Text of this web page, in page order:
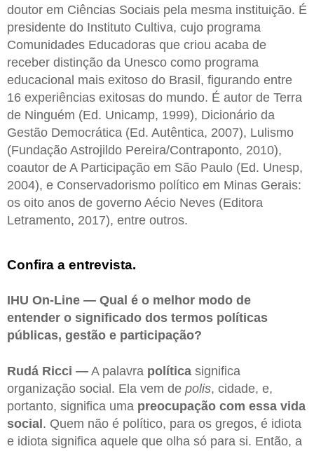
doutor em Ciências Sociais pela mesma instituição. É
presidente do Instituto Cultiva, cujo programa
Comunidades Educadoras que criou acaba de
receber distinção da Unesco como programa
educacional mais exitoso do Brasil, figurando entre
16 experiências exitosas do mundo. É autor de Terra
de Ninguém (Ed. Unicamp, 1999), Dicionário da
Gestão Democrática (Ed. Autêntica, 2007), Lulismo
(Fundação Astrojildo Pereira/Contraponto, 2010),
coautor de A Participação em São Paulo (Ed. Unesp,
2004), e Conservadorismo político em Minas Gerais:
os oito anos de governo Aécio Neves (Editora
Letramento, 2017), entre outros.
Confira a entrevista.
IHU On-Line — Qual é o melhor modo de
entender o significado dos termos políticas
públicas, gestão e participação?
Rudá Ricci — A palavra política significa
organização social. Ela vem de polis, cidade, e,
portanto, significa uma preocupação com essa vida
social . Quem não é político, para os gregos, é idiota
e idiota significa aquele que olha só para si. Então, a